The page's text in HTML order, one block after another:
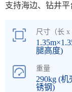
支持海边、钻井
尺寸（长 x
腿高度)
重量
290kg (
锈钢)